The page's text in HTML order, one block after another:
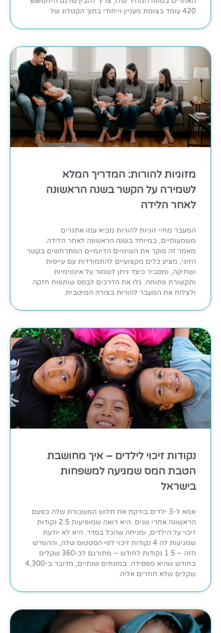
420 עומד בצומת מעניין וייחודי בתוך הקטלוג של
מזוגיות להורות: המדריך המלא
לשמירה על הקשר בשנה הראשונה
לאחר הלידה
המעבר מחיי זוגיות להורות מביא עמו אתגרים
משמעותיים, במיוחד בשנה הראשונה לאחר הלידה.
מאמר זה סוקר את השינויים הדינמיים המתרחשים בקשר
הזוגי, מציע כלים מקצועיים להתמודדות עם עייפות
ושחיקה, ומסביר כיצד ניתן לשמור על אינטימיות
ותקשורת פתוחה. גלו את הדרכים לבסס שותפות חזקה
ולצלוח את המעבר להורות בצורה המיטבית.
נקודות זיכוי לילדים – איך מחושבת
הטבת המס שמגיעה למשפחות
בישראל
אמא ל-3 ילדים בודקת את תלוש המשכורת שלה בפעם
הראשונה אחרי שנים. היא רואה שמופיעות 2.5 נקודות
זיכוי על הילדים, ומניחה שהכל בסדר. היא לא יודעת
שמגיעות לה 4 נקודות זיכוי לפי הסטטוס שלה, וההפרש
הזה – 1.5 נקודות לחודש – מתורגם לכ-360 שקלים
בחודש שהיא מפסידה. במונחים שנתיים, מדובר ב-4,300
שקלים שלא חוזרים אליה.